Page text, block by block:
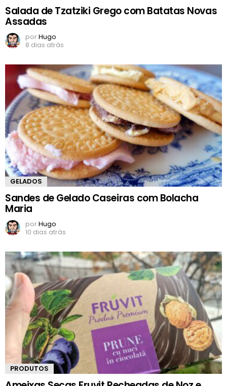
Salada de Tzatziki Grego com Batatas Novas
Assadas
porHugo
8 dias atrás
GELADOS
Sandes de Gelado Caseiras com Bolacha
Maria
porHugo
10 dias atrás
PRODUTOS